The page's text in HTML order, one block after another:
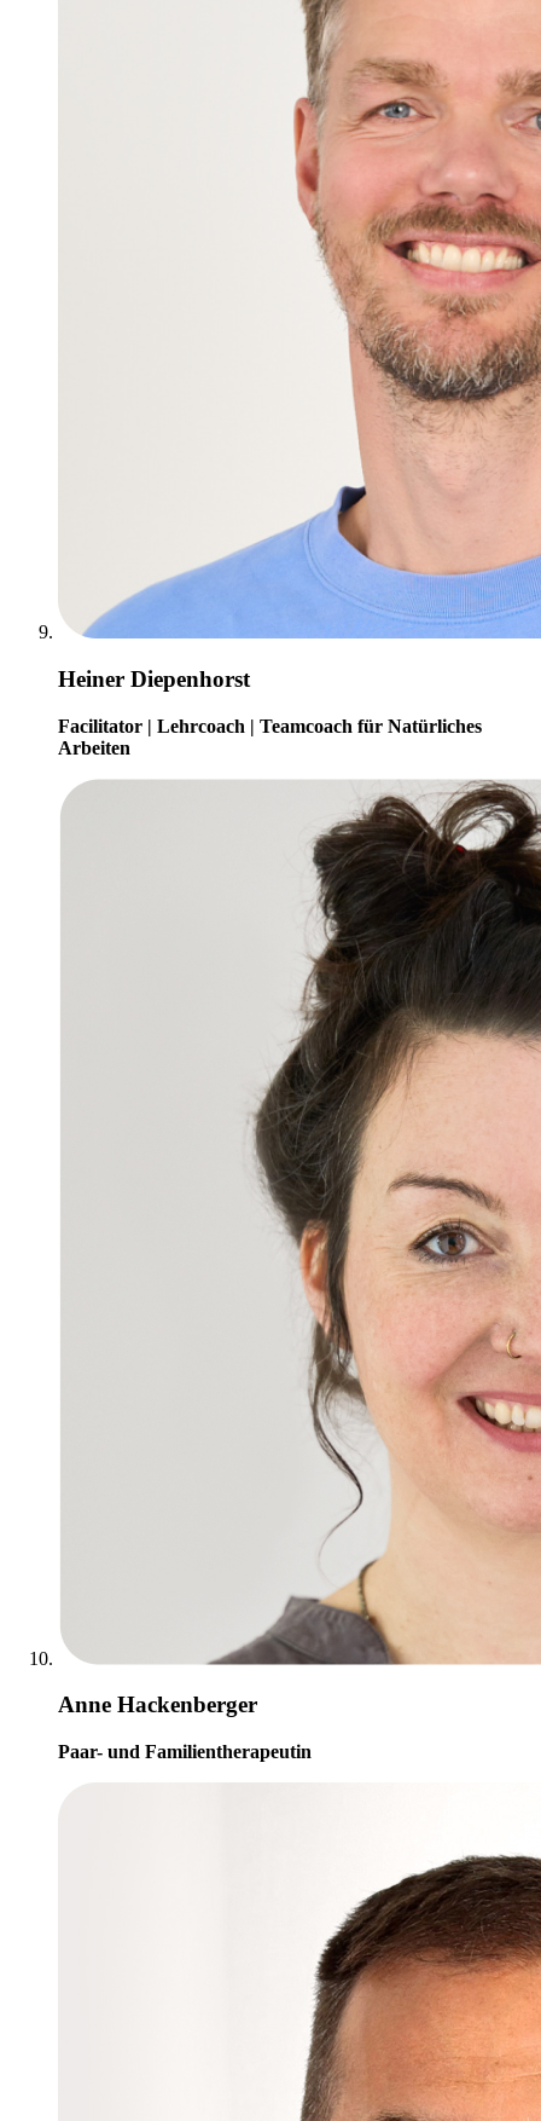
Heiner Diepenhorst
Facilitator | Lehrcoach | Teamcoach für Natürliches
Arbeiten
Anne Hackenberger
Paar- und Familientherapeutin